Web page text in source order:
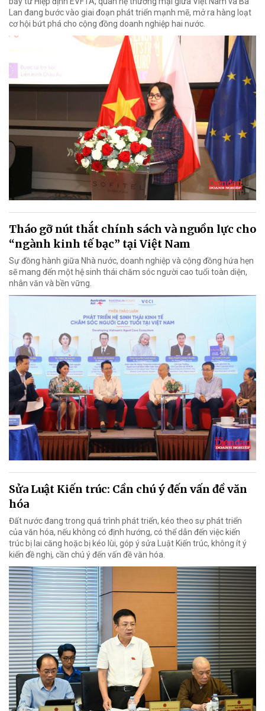
Lan đang bước vào giai đoạn phát triển mạnh mẽ, mở ra hàng loạt
cơ hội bứt phá cho cộng đồng doanh nghiệp hai nước.
Tháo gỡ nút thắt chính sách và nguồn lực cho
“ngành kinh tế bạc” tại Việt Nam
Sự đồng hành giữa Nhà nước, doanh nghiệp và cộng đồng hứa hẹn
sẽ mang đến một hệ sinh thái chăm sóc người cao tuổi toàn diện,
nhân văn và bền vững.
Sửa Luật Kiến trúc: Cần chú ý đến vấn đề văn
hóa
Đất nước đang trong quá trình phát triển, kéo theo sự phát triển
của văn hóa, nếu không có định hướng, có thể dẫn đến việc kiến
trúc bị lai căng hoặc bị kéo lùi, góp ý sửa Luật Kiến trúc, không ít ý
kiến đề nghị, cần chú ý đến vấn đề văn hóa.